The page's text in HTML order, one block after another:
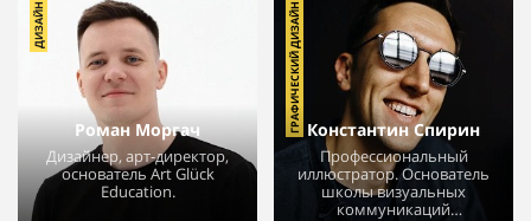
Роман Моргач
Дизайнер, арт-директор,
основатель Art Glück
Education.
ДИЗАЙН
Константин Спирин
Профессиональный
иллюстратор. Основатель
школы визуальных
коммуникаций
ГРАФИЧЕСКИЙ ДИЗАЙН